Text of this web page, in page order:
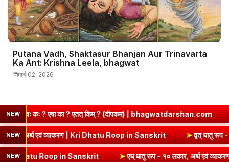
Putana Vadh, Shaktasur Bhanjan Aur Trinavarta
Ka Ant: Krishna Leela, bhagwat
मार्च 02, 2026
NEW
? (दीपकम) | bhagwatdarshan.com ➤Class 6 Sanskrit
NEW
➤कृ धातु रूप (उभयपदी) - १० लकार, अर्थ एवं व्याकरण | Kri Dhatu Roop in
NEW ➤एध् धातु रूप - १० लकार, अर्थ एवं व्याकरण | Edh Dhatu Roop